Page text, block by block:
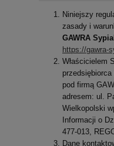
Niniejszy
zasady i
GAWRA
https://gawra-
Właścicielem
pod firmą
adresem: ul.
Wielkopolski
Informacji o
477-013 ,
Dane